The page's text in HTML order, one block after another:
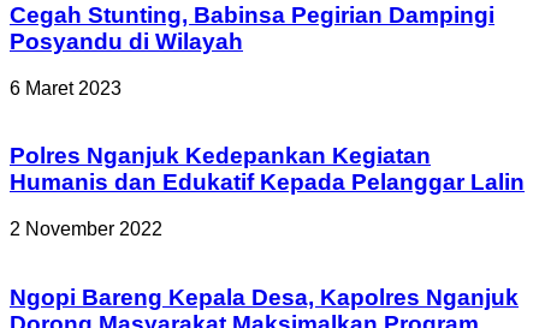
Cegah Stunting, Babinsa Pegirian Dampingi
Posyandu di Wilayah
6 Maret 2023
Polres Nganjuk Kedepankan Kegiatan
Humanis dan Edukatif Kepada Pelanggar Lalin
2 November 2022
Ngopi Bareng Kepala Desa, Kapolres Nganjuk